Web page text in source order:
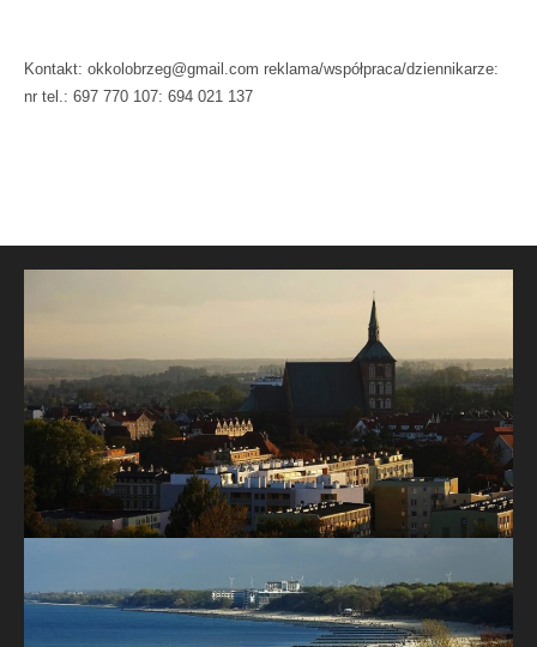
Kontakt: okkolobrzeg@gmail.com reklama/współpraca/dziennikarze:
nr tel.: 697 770 107: 694 021 137